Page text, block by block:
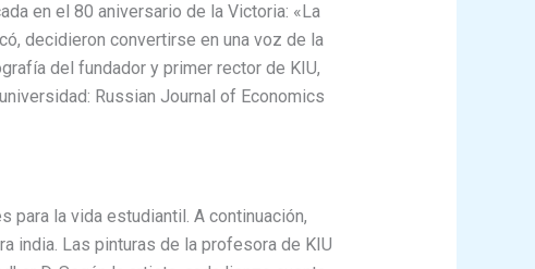
en el 80 aniversario de la Victoria: «La
decidieron convertirse en una voz de la
del fundador y primer rector de KIU,
Russian Journal of Economics
la vida estudiantil. A continuación,
india. Las pinturas de la profesora de KIU